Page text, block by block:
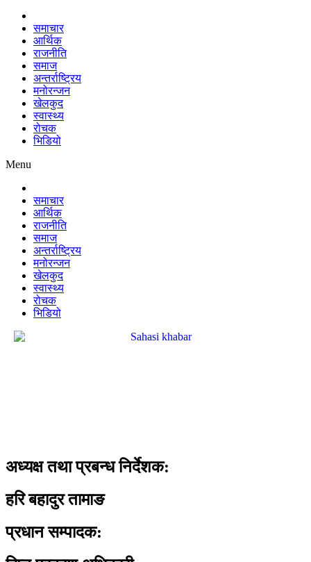
समाचार
आर्थिक
राजनीति
समाज
अन्तर्राष्ट्रिय
मनोरन्जन
खेलकुद
स्वास्थ्य
रोचक
भिडियो
Menu
समाचार
आर्थिक
राजनीति
समाज
अन्तर्राष्ट्रिय
मनोरन्जन
खेलकुद
स्वास्थ्य
रोचक
भिडियो
अध्यक्ष तथा प्रबन्ध निर्देशक:
हरि बहादुर तामाङ
प्रधान सम्पादक: